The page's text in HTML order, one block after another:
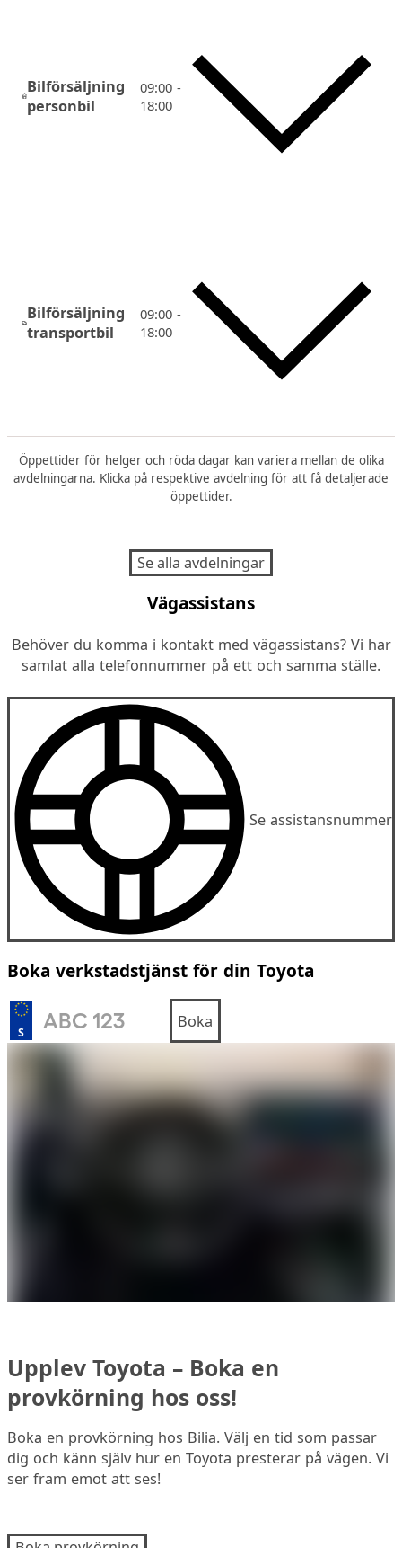
Bilförsäljning
personbil
09:00 -
18:00
Bilförsäljning
transportbil
09:00 -
18:00
Öppettider för helger och röda dagar kan variera mellan de olika
avdelningarna. Klicka på respektive avdelning för att få detaljerade
öppettider.
Se alla avdelningar
Vägassistans
Behöver du komma i kontakt med vägassistans? Vi har
samlat alla telefonnummer på ett och samma ställe.
Se assistansnummer
Boka verkstadstjänst för din Toyota
S
Boka
Upplev Toyota – Boka en
provkörning hos oss!
Boka en provkörning hos Bilia. Välj en tid som passar
dig och känn själv hur en Toyota presterar på vägen. Vi
ser fram emot att ses!